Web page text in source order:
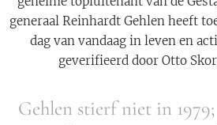
generaal Reinhardt Gehlen heeft
dag van vandaag in leven en
geverifieerd door Otto
Gehlen stierf niet in 1979;